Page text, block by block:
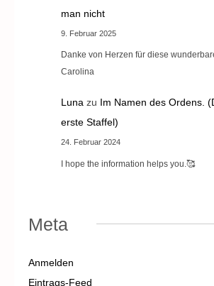
man nicht
9. Februar 2025
Danke von Herzen für diese
Carolina
Lunazu Im Namen des Ordens.
erste Staffel)
24. Februar 2024
I hope the information helps you.🥰
Meta
Anmelden
Eintrags-Feed